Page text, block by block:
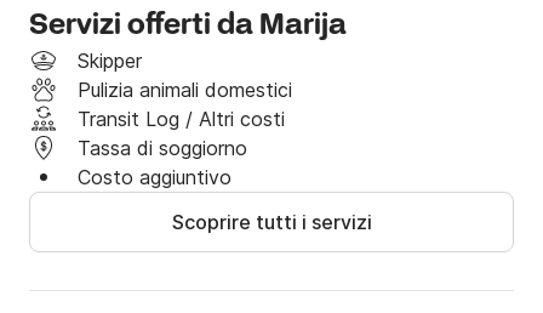
: 1590 € / Giorno: 300 €
: 1490 € / Giorno: 300 €
La spesa per il carburante non è inclusa nel prezzo.
Se hai delle date in mente, mandami un messaggio su
Click&Boat per verificare la disponibilità e ti farò la
migliore offerta possibile.
Servizi offerti da Marija
Skipper
Pulizia animali domestici
Transit Log / Altri costi
Tassa di soggiorno
Costo aggiuntivo
Scoprire tutti i servizi